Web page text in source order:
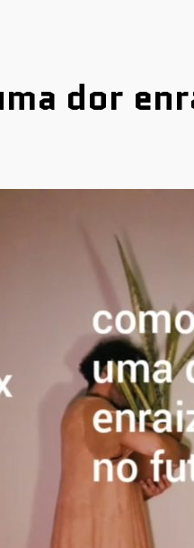
dor